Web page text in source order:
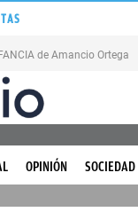
de Amancio Ortega
OPINIÓN SOCIEDAD